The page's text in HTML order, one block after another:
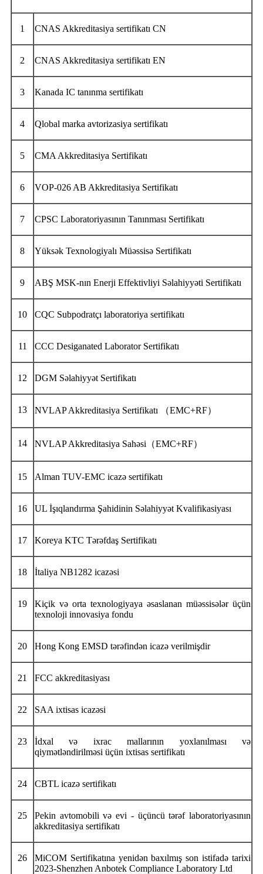
1 CNAS Akkreditasiya sertifikatı CN
2 CNAS Akkreditasiya sertifikatı EN
3 Kanada IC tanınma sertifikatı
4 Qlobal marka avtorizasiya sertifikatı
5 CMA Akkreditasiya Sertifikatı
6 VOP-026 AB Akkreditasiya Sertifikatı
7 CPSC Laboratoriyasının Tanınması Sertifikatı
8 Yüksək Texnologiyalı Müəssisə Sertifikatı
9 ABŞ MSK-nın Enerji Effektivliyi Səlahiyyəti Sertifikatı
10 CQC Subpodratçı laboratoriya sertifikatı
11 CCC Desiganated Laborator Sertifikatı
12 DGM Səlahiyyət Sertifikatı
13 NVLAP Akkreditasiya Sertifikatı （EMC+RF）
14 NVLAP Akkreditasiya Sahəsi（EMC+RF）
15 Alman TUV-EMC icazə sertifikatı
16 UL İşıqlandırma Şahidinin Səlahiyyət Kvalifikasiyası
17 Koreya KTC Tərəfdaş Sertifikatı
18 İtaliya NB1282 icazəsi
19
Kiçik və orta texnologiyaya əsaslanan müəssisələr üçün
texnoloji innovasiya fondu
20 Hong Kong EMSD tərəfindən icazə verilmişdir
21 FCC akkreditasiyası
22 SAA ixtisas icazəsi
23
İdxal və ixrac mallarının yoxlanılması və
qiymətləndirilməsi üçün ixtisas sertifikatı
24 CBTL icazə sertifikatı
25
Pekin avtomobili və evi - üçüncü tərəf laboratoriyasının
akkreditasiya sertifikatı
26
MiCOM Sertifikatına yenidən baxılmış son istifadə tarixi
2023-Shenzhen Anbotek Compliance Laboratory Ltd